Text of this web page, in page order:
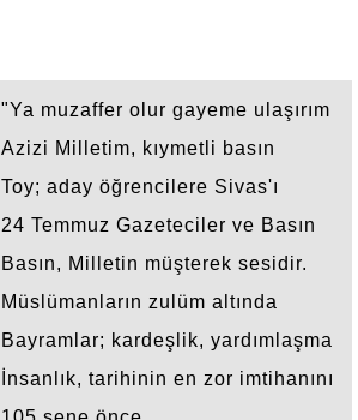
"Ya muzaffer olur gayeme ulaşırım
Azizi Milletim, kıymetli basın
Toy; aday öğrencilere Sivas'ı
24 Temmuz Gazeteciler ve Basın
Basın, Milletin müşterek sesidir.
Müslümanların zulüm altında
Bayramlar; kardeşlik, yardımlaşma
İnsanlık, tarihinin en zor imtihanını